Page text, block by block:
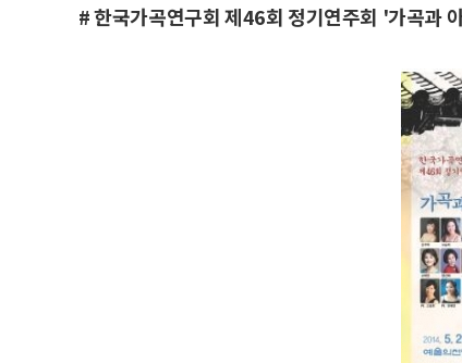
# 한국가곡연구회 제46회 정기연주회 '가곡과